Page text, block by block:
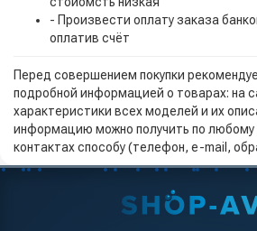
- Произвести оплату заказа
оплатив счёт
Перед совершением покупки
подробной информацией о товарах: на
характеристики всех моделей и их
информацию можно получить по любому
контактах способу (телефон, e-mail,